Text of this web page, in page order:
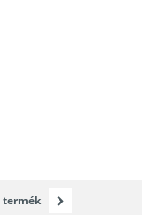
termék